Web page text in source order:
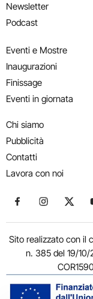
Newsletter
Podcast
Eventi e Mostre
Inaugurazioni
Finissage
Eventi in giornata
Chi siamo
Pubblicità
Contatti
Lavora con noi
Seguici suSeguici su
Sito realizzato con il
n. 385 del 19/10/